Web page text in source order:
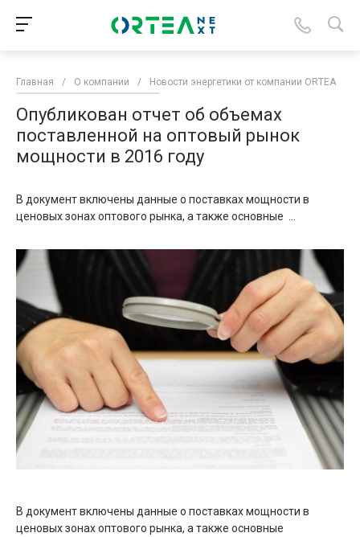
Главная / О компании / Новости энергетики от компании ORTEA
Опубликован отчет об объемах
поставленной на оптовый рынок
мощности в 2016 году
В документ включены данные о поставках мощности в
ценовых зонах оптового рынка, а также основные ...
В документ включены данные о поставках мощности в
ценовых зонах оптового рынка, а также основные